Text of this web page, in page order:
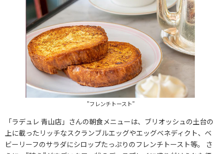
"フレンチトースト"
「ラデュレ 青山店」さんの朝食メニューは、ブリオッシュの土台の
上に載ったリッチなスクランブルエッグやエッグベネディクト、ベ
ビーリーフのサラダにシロップたっぷりのフレンチトースト等。 さ